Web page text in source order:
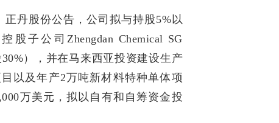
丹股份公告，公司拟与持股5%以
子公司Zhengdan Chemical SG
），并在马来西亚投资建设生产
以及年产2万吨新材料特种单体项
万美元，拟以自有和自筹资金投